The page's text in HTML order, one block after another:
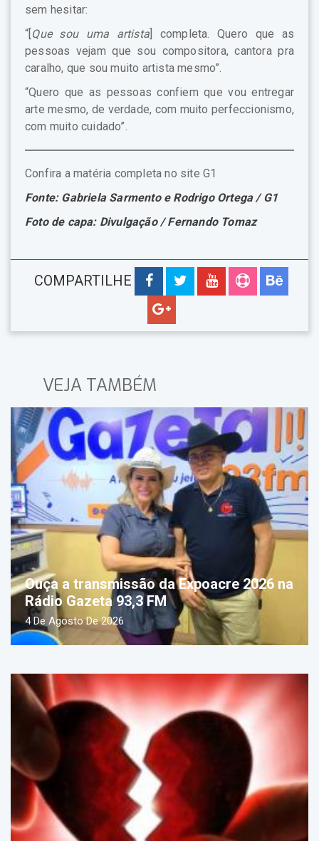
sem hesitar:
“[Que sou uma artista] completa. Quero que as
pessoas vejam que sou compositora, cantora pra
caralho, que sou muito artista mesmo”.
“Quero que as pessoas confiem que vou entregar
arte mesmo, de verdade, com muito perfeccionismo,
com muito cuidado”.
Confira a matéria completa no site G1
Fonte: Gabriela Sarmento e Rodrigo Ortega / G1
Foto de capa: Divulgação / Fernando Tomaz
COMPARTILHE
VEJA TAMBÉM
Ouça a transmissão da Expoacre 2026 na
Rádio Gazeta 93,3 FM
4 De Agosto De 2026